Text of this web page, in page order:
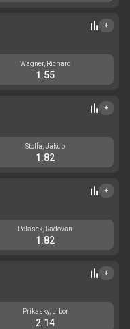
+
Wagner, Richard
1.55
+
Stolfa, Jakub
1.82
+
Polasek, Radovan
1.82
+
Prikasky, Libor
2.14